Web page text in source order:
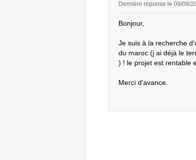
Dernière réponse le 09/08/
Bonjour,
Je suis à la recherche
du maroc (j ai déjà le
) ! le projet est rentable
Merci d'avance.